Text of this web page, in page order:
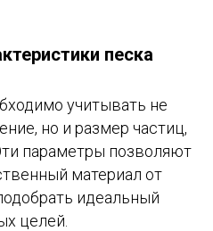
песка
учитывать не
но и размер частиц,
параметры позволяют
материал от
идеальный
целей.